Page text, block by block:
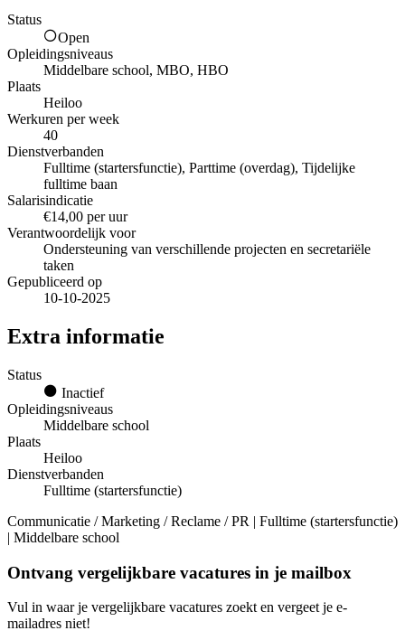
Status
Open
Opleidingsniveaus
Middelbare school, MBO, HBO
Plaats
Heiloo
Werkuren per week
40
Dienstverbanden
Fulltime (startersfunctie), Parttime (overdag), Tijdelijke
fulltime baan
Salarisindicatie
€14,00 per uur
Verantwoordelijk voor
Ondersteuning van verschillende projecten en secretariële
taken
Gepubliceerd op
10-10-2025
Extra informatie
Status
Inactief
Opleidingsniveaus
Middelbare school
Plaats
Heiloo
Dienstverbanden
Fulltime (startersfunctie)
Communicatie / Marketing / Reclame / PR | Fulltime (startersfunctie)
| Middelbare school
Ontvang vergelijkbare vacatures in je mailbox
Vul in waar je vergelijkbare vacatures zoekt en vergeet je e-
mailadres niet!